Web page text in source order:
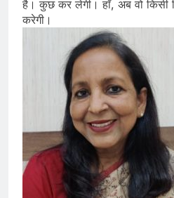
है। कुछ कर लेगी। हाँ, अब वो किसी
करेगी।